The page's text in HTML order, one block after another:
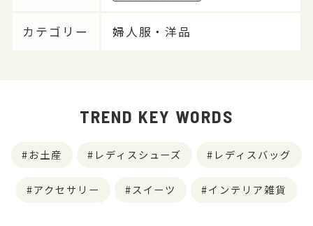
カテゴリー 婦人服・洋品
TREND KEY WORDS
お土産 レディスシューズ レディスバッグ
アクセサリー スイーツ インテリア雑貨